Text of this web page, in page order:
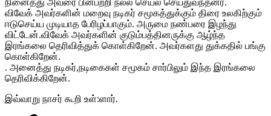
விவேக் அவர்களின் மறைவு நடிகர் சமூகத்துக்கும் திரை உலகிற்கும்
ஈடுசெய்ய முடியாத பேரிழப்பாகும். அருமை நண்பரை இழந்து
விட்டேன்.விவேக் அவர்களின் குடும்பத்தினருக்கு ஆழ்ந்த
இரங்கலை தெரிவித்துக் கொள்கிறேன். அவர்களது துக்கதில் பங்கு
கொள்கிறேன்.
. அனைத்து நடிகர்,நடிகைகள் சமூகம் சார்பிலும் இந்த இரங்கலை
தெரிவிக்கிறேன்.
இவ்வாறு நாசர் கூறி உள்:ளார்.